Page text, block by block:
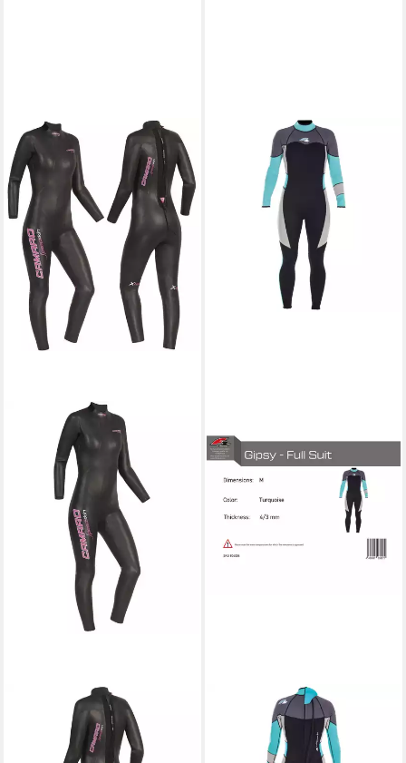
Neoprenanzug CAMARO
Speedskin Damen Overall
Neoprenanzug F2 Damen
Neopren Anzug Gipsy - Full